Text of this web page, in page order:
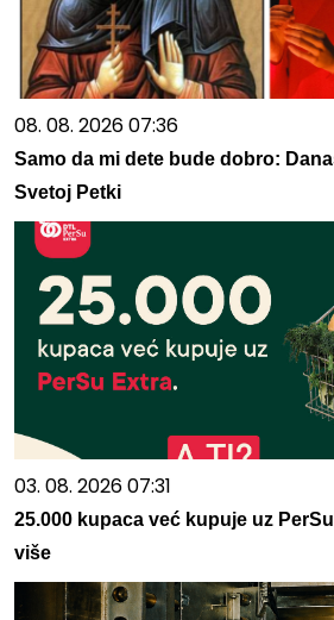
08. 08. 2026 07:36
Samo da mi dete bude dobro:
Svetoj Petki
03. 08. 2026 07:31
25.000 kupaca već kupuje uz
više